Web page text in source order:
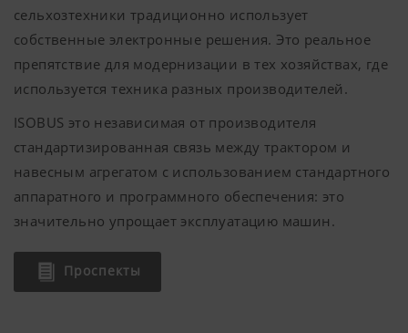
сельхозтехники традиционно использует
собственные электронные решения. Это реальное
препятствие для модернизации в тех хозяйствах, где
используется техника разных производителей.
ISOBUS это независимая от производителя
стандартизированная связь между трактором и
навесным агрегатом с использованием стандартного
аппаратного и программного обеспечения: это
значительно упрощает эксплуатацию машин.
Проспекты